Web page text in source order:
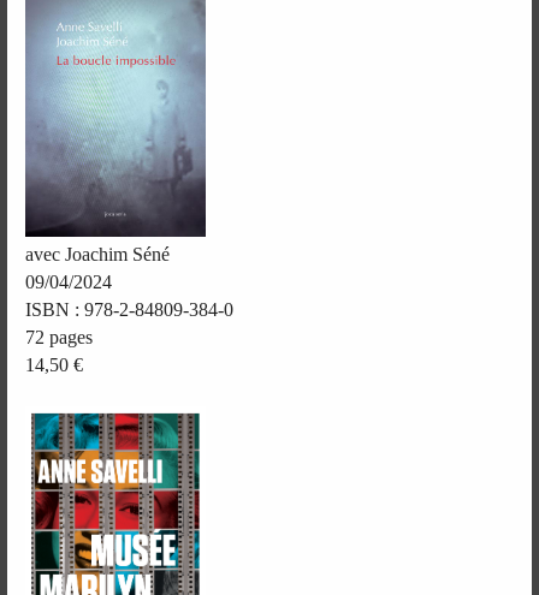
avec Joachim Séné
09/04/2024
ISBN : 978-2-84809-384-0
72 pages
14,50 €